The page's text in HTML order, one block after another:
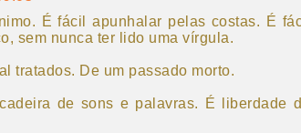
É fácil apunhalar pelas costas. É
sem nunca ter lido uma vírgula.
tratados. De um passado morto.
de sons e palavras. É liberdade